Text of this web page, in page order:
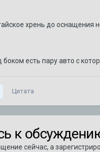
хрень до оснащения
боком есть пару авто с
Цитата
к
сейчас, а